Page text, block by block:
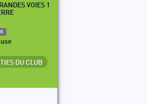
VOIES 1
DU CLUB